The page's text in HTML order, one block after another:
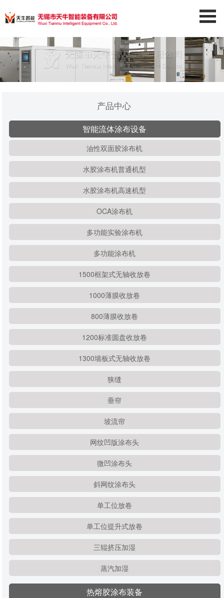
产品中心
智能流体涂布设备
油性双面胶涂布机
水胶涂布机普通机型
水胶涂布机高速机型
OCA涂布机
多功能实验涂布机
多功能涂布机
1500框架式无轴收放卷
1000薄膜收放卷
800薄膜收放卷
1200标准圆盘收放卷
1300墙板式无轴收放卷
狭缝
垂帘
坡流帘
网纹凹版涂布头
微凹涂布头
斜网纹涂布头
单工位放卷
单工位提升式放卷
三辊挤压加湿
蒸汽加湿
热熔胶涂布装备